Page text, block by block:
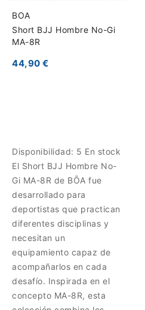
BOA
Short BJJ Hombre No-Gi
MA-8R
44,90 €
Disponibilidad: 5 En stock
El Short BJJ Hombre No-
Gi MA-8R de BŌA fue
desarrollado para
deportistas que practican
diferentes disciplinas y
necesitan un
equipamiento capaz de
acompañarlos en cada
desafío. Inspirada en el
concepto MA-8R, esta